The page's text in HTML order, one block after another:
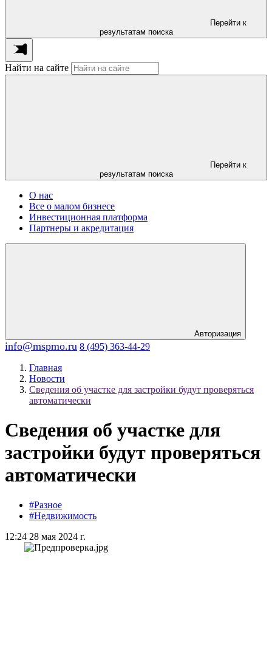
Перейти к
результатам поиска
Найти на сайте
Перейти к
результатам поиска
О нас
Все о малом бизнесе
Инвестиционная платформа
Партнеры и акредитация
Авторизация
info@mspmo.ru 8 (495) 363-44-29
Главная
Новости
Сведения об участке для застройки будут проверяться
автоматически
Сведения об участке для
застройки будут проверяться
автоматически
#Разное
#Недвижимость
12:24 28 мая 2024 г.